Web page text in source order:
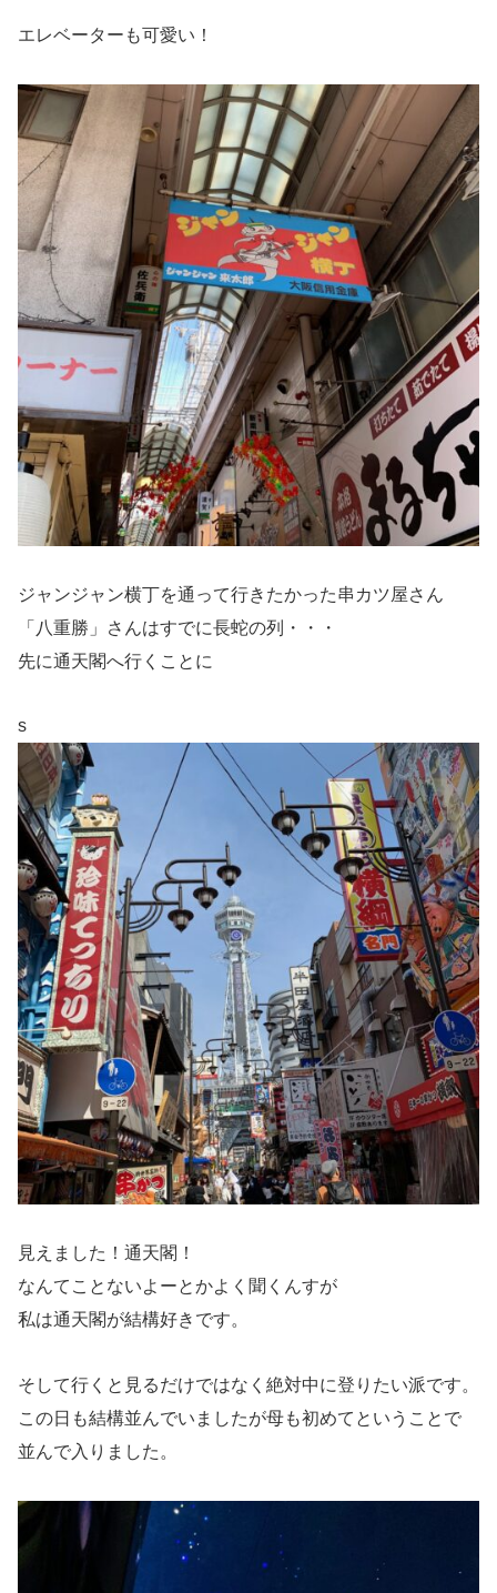
エレベーターも可愛い！
ジャンジャン横丁を通って行きたかった串カツ屋さん
「八重勝」さんはすでに長蛇の列・・・
先に通天閣へ行くことに
s
見えました！通天閣！
なんてことないよーとかよく聞くんすが
私は通天閣が結構好きです。
そして行くと見るだけではなく絶対中に登りたい派です。
この日も結構並んでいましたが母も初めてということで
並んで入りました。